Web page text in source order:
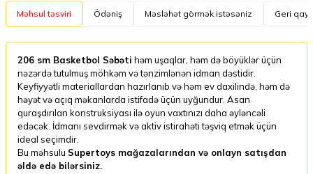
Məhsul təsviri Ödəniş Məsləhət görmək istəsəniz Geri
206 sm Basketbol Səbəti həm uşaqlar, həm də böyüklər üçün
nəzərdə tutulmuş möhkəm və tənzimlənən idman dəstidir.
Keyfiyyətli materiallardan hazırlanıb və həm ev daxilində, həm də
həyət və açıq məkanlarda istifadə üçün uyğundur. Asan
quraşdırılan konstruksiyası ilə oyun vaxtınızı daha əyləncəli
edəcək. İdmanı sevdirmək və aktiv istirahəti təşviq etmək üçün
ideal seçimdir.
Bu məhsulu Supertoys mağazalarından və onlayn satışdan
əldə edə bilərsiniz.